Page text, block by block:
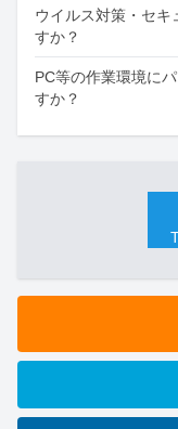
ウイルス対策・セキ
すか？
PC等の作業環境に
すか？